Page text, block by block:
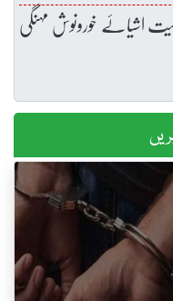
اشیائے خورونوش مہنگی